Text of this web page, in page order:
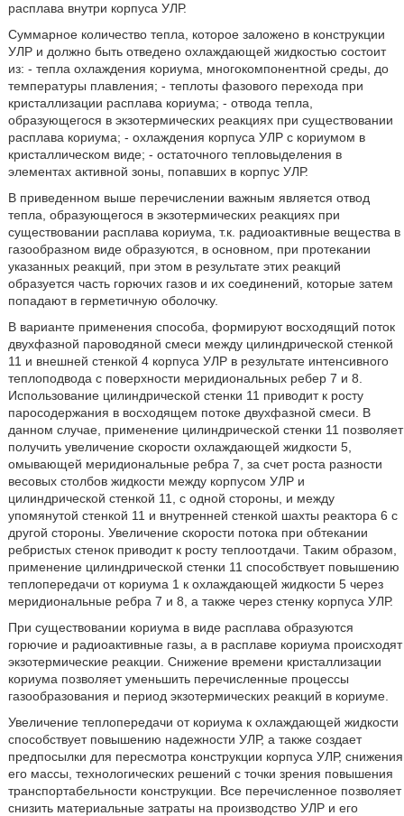
расплава внутри корпуса УЛР.
Суммарное количество тепла, которое заложено в конструкции
УЛР и должно быть отведено охлаждающей жидкостью состоит
из: - тепла охлаждения кориума, многокомпонентной среды, до
температуры плавления; - теплоты фазового перехода при
кристаллизации расплава кориума; - отвода тепла,
образующегося в экзотермических реакциях при существовании
расплава кориума; - охлаждения корпуса УЛР с кориумом в
кристаллическом виде; - остаточного тепловыделения в
элементах активной зоны, попавших в корпус УЛР.
В приведенном выше перечислении важным является отвод
тепла, образующегося в экзотермических реакциях при
существовании расплава кориума, т.к. радиоактивные вещества в
газообразном виде образуются, в основном, при протекании
указанных реакций, при этом в результате этих реакций
образуется часть горючих газов и их соединений, которые затем
попадают в герметичную оболочку.
В варианте применения способа, формируют восходящий поток
двухфазной пароводяной смеси между цилиндрической стенкой
11 и внешней стенкой 4 корпуса УЛР в результате интенсивного
теплоподвода с поверхности меридиональных ребер 7 и 8.
Использование цилиндрической стенки 11 приводит к росту
паросодержания в восходящем потоке двухфазной смеси. В
данном случае, применение цилиндрической стенки 11 позволяет
получить увеличение скорости охлаждающей жидкости 5,
омывающей меридиональные ребра 7, за счет роста разности
весовых столбов жидкости между корпусом УЛР и
цилиндрической стенкой 11, с одной стороны, и между
упомянутой стенкой 11 и внутренней стенкой шахты реактора 6 с
другой стороны. Увеличение скорости потока при обтекании
ребристых стенок приводит к росту теплоотдачи. Таким образом,
применение цилиндрической стенки 11 способствует повышению
теплопередачи от кориума 1 к охлаждающей жидкости 5 через
меридиональные ребра 7 и 8, а также через стенку корпуса УЛР.
При существовании кориума в виде расплава образуются
горючие и радиоактивные газы, а в расплаве кориума происходят
экзотермические реакции. Снижение времени кристаллизации
кориума позволяет уменьшить перечисленные процессы
газообразования и период экзотермических реакций в кориуме.
Увеличение теплопередачи от кориума к охлаждающей жидкости
способствует повышению надежности УЛР, а также создает
предпосылки для пересмотра конструкции корпуса УЛР, снижения
его массы, технологических решений с точки зрения повышения
транспортабельности конструкции. Все перечисленное позволяет
снизить материальные затраты на производство УЛР и его